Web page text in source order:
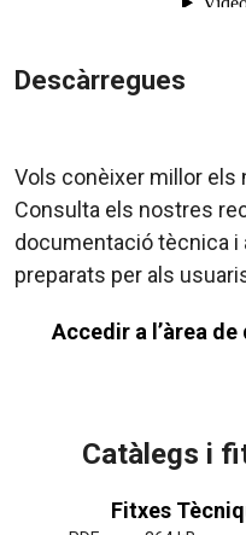
Descàrregues
Vols conèixer millor
Consulta els nostres
documentació tècnica i
preparats per als
Accedir a l’àrea
Catàlegs i
Fitxes Tècniques -